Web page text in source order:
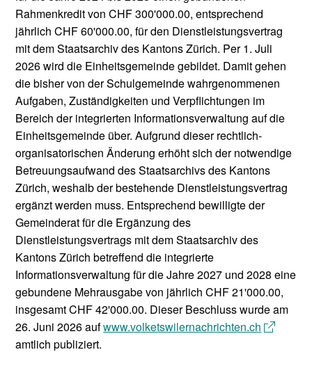
Rahmenkredit von CHF 300'000.00, entsprechend
jährlich CHF 60'000.00, für den Dienstleistungsvertrag
mit dem Staatsarchiv des Kantons Zürich. Per 1. Juli
2026 wird die Einheitsgemeinde gebildet. Damit gehen
die bisher von der Schulgemeinde wahrgenommenen
Aufgaben, Zuständigkeiten und Verpflichtungen im
Bereich der integrierten Informationsverwaltung auf die
Einheitsgemeinde über. Aufgrund dieser rechtlich-
organisatorischen Änderung erhöht sich der notwendige
Betreuungsaufwand des Staatsarchivs des Kantons
Zürich, weshalb der bestehende Dienstleistungsvertrag
ergänzt werden muss. Entsprechend bewilligte der
Gemeinderat für die Ergänzung des
Dienstleistungsvertrags mit dem Staatsarchiv des
Kantons Zürich betreffend die integrierte
Informationsverwaltung für die Jahre 2027 und 2028 eine
gebundene Mehrausgabe von jährlich CHF 21'000.00,
insgesamt CHF 42'000.00. Dieser Beschluss wurde am
26. Juni 2026 aufwww.volketswilernachrichten.ch
amtlich publiziert.